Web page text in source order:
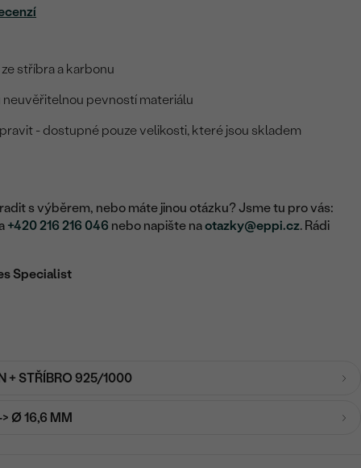
stříbra a karbonu
neuvěřitelnou pevností materiálu
- dostupné pouze velikosti, které jsou skladem
s výběrem, nebo máte jinou otázku? Jsme tu pro vás:
+420 216 216 046 nebo napište naotazky@eppi.cz. Rádi
Specialist
+ STŘÍBRO 925/1000
Ø 16,6 MM